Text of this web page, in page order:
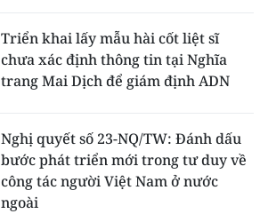
Triển khai lấy mẫu hài cốt liệt sĩ
chưa xác định thông tin tại Nghĩa
trang Mai Dịch để giám định ADN
Nghị quyết số 23-NQ/TW: Đánh dấu
bước phát triển mới trong tư duy về
công tác người Việt Nam ở nước
ngoài